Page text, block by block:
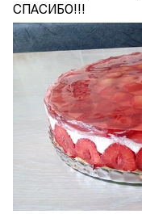
СПАСИБО!!!